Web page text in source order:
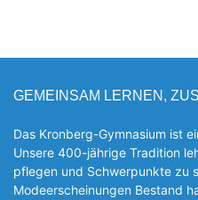
GEMEINSAM LERNEN,
Das Kronberg-Gymnasium ist
Unsere 400-jährige Tradition
pflegen und Schwerpunkte zu
Modeerscheinungen Be­stand